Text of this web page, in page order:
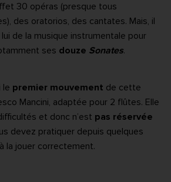
30 opéras (presque tous
des oratorios, des cantates. Mais, il
de la musique instrumentale pour
ses douze Sonates.
le premier mouvement de cette
Mancini, adaptée pour 2 flûtes. Elle
et donc n’est pas réservée
devez pratiquer depuis quelques
la jouer correctement.